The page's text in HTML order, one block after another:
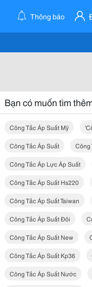
Thông báo
Bạn có muốn tìm
Công Tắc Áp Suất Mỹ
Công Tắc Áp Suất Công
Công Tắc Áp Lực Áp Suất
Công Tắc Áp Suất Hs220
Công Tắc Áp Suất Taiwan
Công Tắc Áp Suất Đôi
Công Tắc Áp Suất New
Công Tắc Áp Suất Kp36
Công Tắc Áp Suất Nước